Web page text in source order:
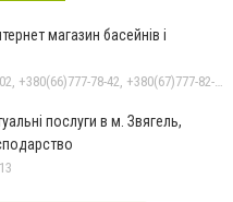
магазин басейнів і
+380(44)502-01-02, +380(66)777-78-42, +380(67)777-82-19, +380(67)890-80-80, +380(73)890-80-80, +380(44)502-01-03
послуги в м. Звягель,